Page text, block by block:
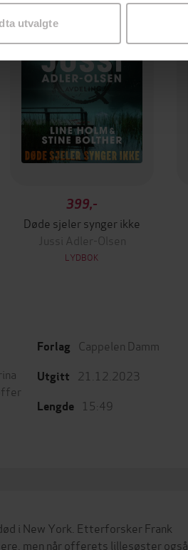
utvalgte
399,-
Døde sjeler synger ikke
Jussi Adler-Olsen
LYDBOK
Forlag Cappelen Damm
Utgitt 21.12.2023
Lengde 15:49
i New York. Etterforsker Frank
men når offerets lillesøster også